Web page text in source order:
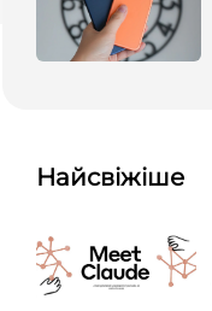
Найсвіжіше